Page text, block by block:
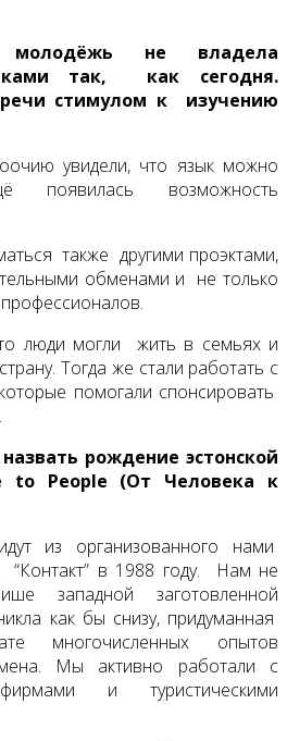
не владела
так, как сегодня.
стимулом к изучению
увидели, что язык можно
возможность
также другими проэктами,
обменами и не только
люди могли жить в семьях и
Тогда же стали работать с
помогали спонсировать
рождение эстонской
to People (От Человека к
из организованного нами
“Контакт” в 1988 году. Нам не
западной заготовленной
как бы снизу, придуманная
многочисленных опытов
Мы активно работали с
и туристическими